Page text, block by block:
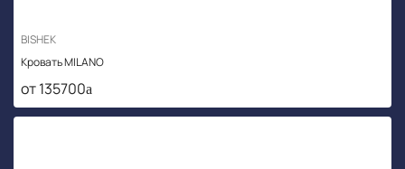
BISHEK
Кровать MILANO
от 135700